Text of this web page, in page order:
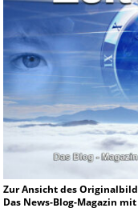
Zur Ansicht des
Das News-Blog-Magazin